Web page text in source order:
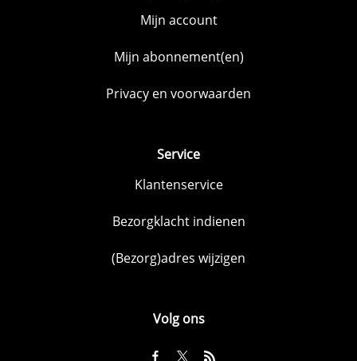
Mijn account
Mijn abonnement(en)
Privacy en voorwaarden
Service
Klantenservice
Bezorgklacht indienen
(Bezorg)adres wijzigen
Volg ons